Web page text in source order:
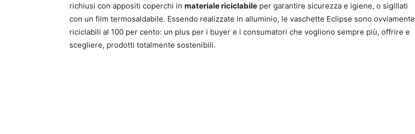
richiusi con appositi coperchi in materiale riciclabile per garantire sicurezza e igiene, o sigillati
con un film termosaldabile. Essendo realizzate in alluminio, le vaschette Eclipse sono ovviamente
riciclabili al 100 per cento: un plus per i buyer e i consumatori che vogliono sempre più, offrire e
scegliere, prodotti totalmente sostenibili.